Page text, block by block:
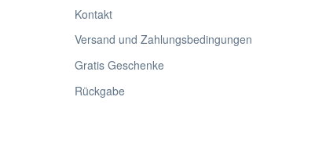
Kontakt
Versand und Zahlungsbedingungen
Gratis Geschenke
Rückgabe